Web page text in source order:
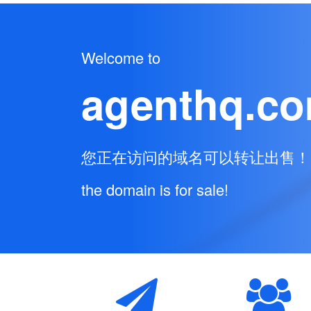
Welcome to
您正在访问的域名可以转让出售！
the domain is for sale!